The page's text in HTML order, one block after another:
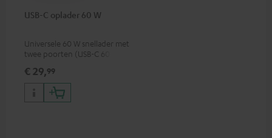
USB-C oplader 60 W
Universele 60 W snellader met
twee poorten (USB-C 60 W /
koptelefoons, laptops en
andere USB-C-apparaten tot
€ 29,99